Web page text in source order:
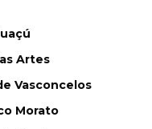
Artes
Vasconcelos
Morato